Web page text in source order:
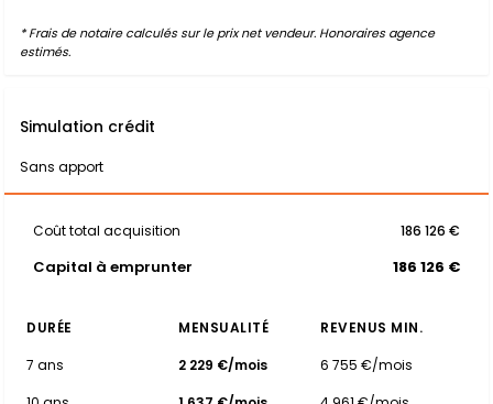
* Frais de notaire calculés sur le prix net vendeur. Honoraires agence
estimés.
Simulation crédit
Sans apport
Coût total acquisition 186 126 €
Capital à emprunter 186 126 €
DURÉE MENSUALITÉ
REVENUS MIN.
7 ans
2 229 €/mois
6 755 €/mois